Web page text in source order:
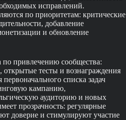
исправлений.
по приоритетам: критические
добавление
и обновление
по привлечению сообщества:
открытые тесты и вознаграждения
списка задач
кампанию,
аудиторию и новых
прозрачность: регулярные
доверие и стимулируют участие